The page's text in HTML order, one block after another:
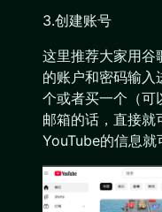
3.创建账号
这里推荐大家用谷
的账户和密码输入
个或者买一个（可
邮箱的话，直接就
YouTube的信息就